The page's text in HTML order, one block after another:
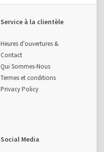
Service à la clientèle
Heures d'ouvertures &
Contact
Qui Sommes-Nous
Termes et conditions
Privacy Policy
Social Media